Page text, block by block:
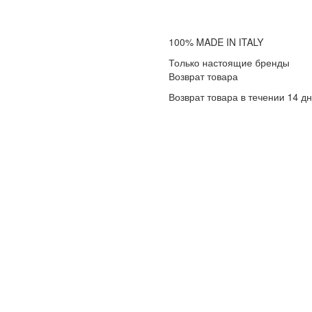
100% MADE IN ITALY
Только настоящие бренды
Возврат товара
Возврат товара в течении 14